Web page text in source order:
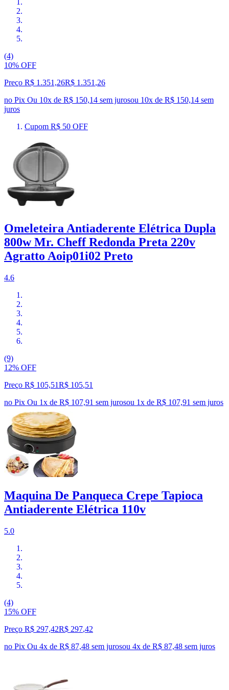
(4)
10% OFF
Preço R$ 1.351,26R$ 1.351 ,26
no Pix Ou 10x de R$ 150,14 sem jurosou 10x de R$ 150,14 sem
juros
Cupom R$ 50 OFF
Omeleteira Antiaderente Elétrica Dupla
800w Mr. Cheff Redonda Preta 220v
Agratto Aoip01i02 Preto
4.6
(9)
12% OFF
Preço R$ 105,51R$ 105,51
no Pix Ou 1x de R$ 107,91 sem jurosou 1x de R$ 107,91 sem juros
Maquina De Panqueca Crepe Tapioca
Antiaderente Elétrica 110v
5.0
(4)
15% OFF
Preço R$ 297,42R$ 297,42
no Pix Ou 4x de R$ 87,48 sem jurosou 4x de R$ 87,48 sem juros